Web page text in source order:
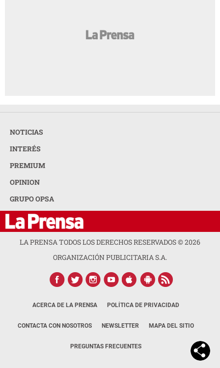
NOTICIAS
INTERÉS
PREMIUM
OPINION
GRUPO OPSA
LA PRENSA TODOS LOS DERECHOS RESERVADOS ©2026
ORGANIZACIÓN PUBLICITARIA S.A.
ACERCA DE LA PRENSA POLÍTICA DE PRIVACIDAD
CONTACTA CON NOSOTROS NEWSLETTER MAPA DEL SITIO
PREGUNTAS FRECUENTES